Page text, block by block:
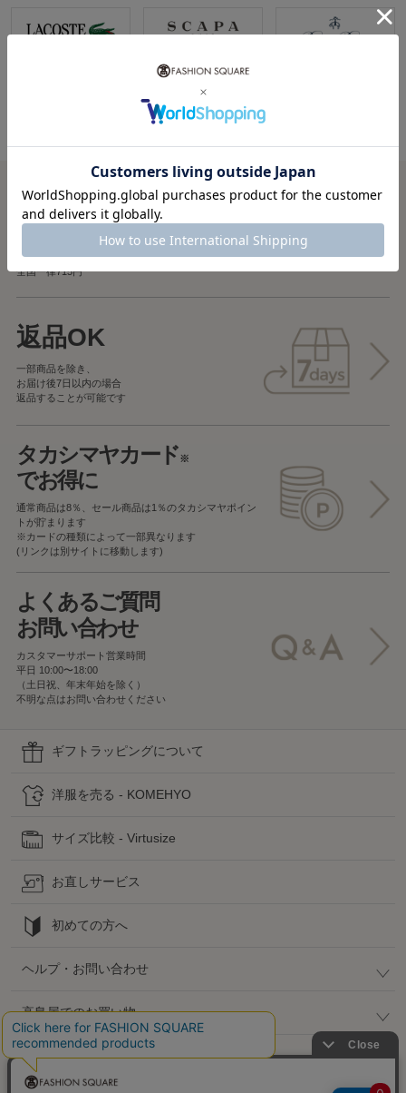
税込5,000円以上で
送料無料
税込5,000円未満で
全国一律715円
返品OK
一部商品を除き、
お届け後7日以内の場合
返品することが可能です
タカシマヤカード※
でお得に
通常商品は8％、セール商品は1％のタカシマヤポイン
トが貯まります
※カードの種類によって一部異なります
(リンクは別サイトに移動します)
よくあるご質問
お問い合わせ
カスタマーサポート営業時間
平日 10:00〜18:00
（土日祝、年末年始を除く）
不明な点はお問い合わせください
ギフトラッピングについて
洋服を売る - KOMEHYO
サイズ比較 - Virtusize
お直しサービス
初めての方へ
ヘルプ・お問い合わせ
高島屋でのお買い物
公式SNS